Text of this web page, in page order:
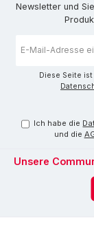
Newsletter und
Mail-
Diese Seite
Ich habe die
und die
Unsere